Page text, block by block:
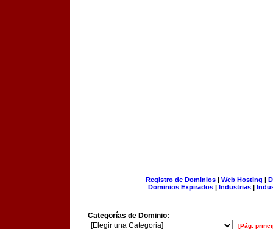
Registro de Dominios| Web Hosting |
Dominios Expirados | Industrias |
Categorías de Dominio:
[Pág.